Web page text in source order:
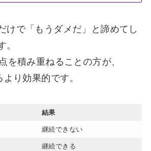
けで「もうダメだ」と諦めてし
。
を積み重ねることの方が、
り効果的です。
結果
継続できない
継続できる